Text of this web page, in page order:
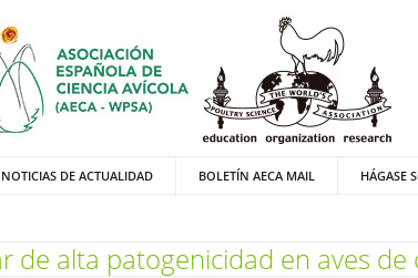
NOTICIAS DE ACTUALIDAD BOLETÍN AECA MAIL HÁGASE
de alta patogenicidad en aves